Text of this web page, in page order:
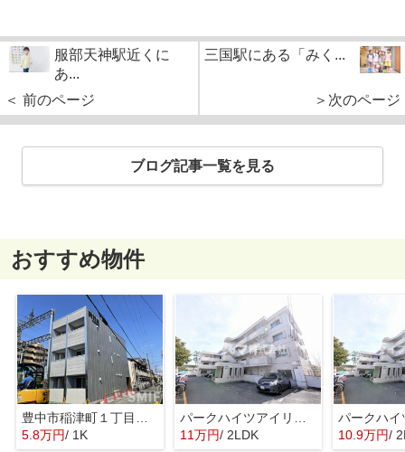
服部天神駅近くに
あ...
＜ 前のページ
三国駅にある「みく...
＞次のページ
ブログ記事一覧を見る
おすすめ物件
5.8万円/ 1K
11万円/ 2LDK 10.9万円/